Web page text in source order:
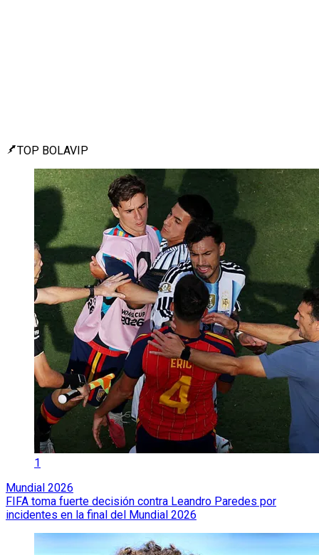
TOP BOLAVIP
1
Mundial 2026
FIFA toma fuerte decisión contra Leandro Paredes por
incidentes en la final del Mundial 2026